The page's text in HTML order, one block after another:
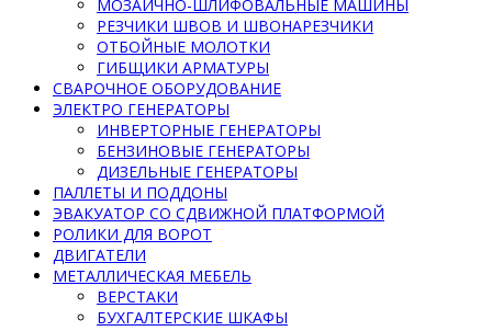
МОЗАИЧНО-ШЛИФОВАЛЬНЫЕ МАШИНЫ
РЕЗЧИКИ ШВОВ И ШВОНАРЕЗЧИКИ
ОТБОЙНЫЕ МОЛОТКИ
ГИБЩИКИ АРМАТУРЫ
СВАРОЧНОЕ ОБОРУДОВАНИЕ
ЭЛЕКТРО ГЕНЕРАТОРЫ
ИНВЕРТОРНЫЕ ГЕНЕРАТОРЫ
БЕНЗИНОВЫЕ ГЕНЕРАТОРЫ
ДИЗЕЛЬНЫЕ ГЕНЕРАТОРЫ
ПАЛЛЕТЫ И ПОДДОНЫ
ЭВАКУАТОР СО СДВИЖНОЙ ПЛАТФОРМОЙ
РОЛИКИ ДЛЯ ВОРОТ
ДВИГАТЕЛИ
МЕТАЛЛИЧЕСКАЯ МЕБЕЛЬ
ВЕРСТАКИ
БУХГАЛТЕРСКИЕ ШКАФЫ